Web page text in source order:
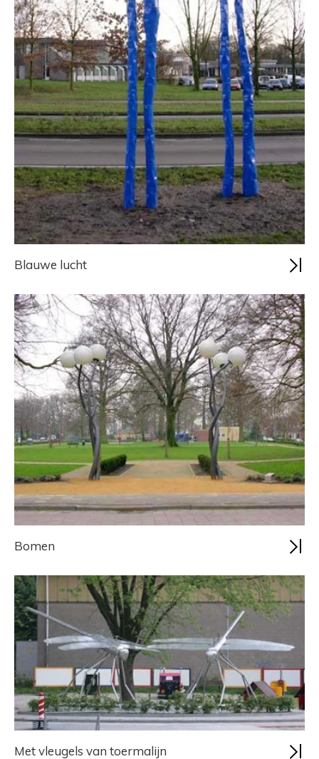
Blauwe lucht
Bomen
Met vleugels van toermalijn